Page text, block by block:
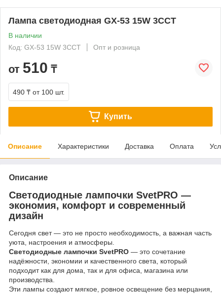
Лампа светодиодная GX-53 15W 3CCT
В наличии
Код: GX-53 15W 3CCT
Опт и розница
от 510 ₸
490 ₸ от 100 шт.
Купить
Описание Характеристики Доставка Оплата
Описание
Светодиодные лампочки SvetPRO —
экономия, комфорт и современный
дизайн
Сегодня свет — это не просто необходимость, а важная часть
уюта, настроения и атмосферы.
Светодиодные лампочки SvetPRO — это сочетание
надёжности, экономии и качественного света, который
подходит как для дома, так и для офиса, магазина или
производства.
Эти лампы создают мягкое, ровное освещение без мерцания,